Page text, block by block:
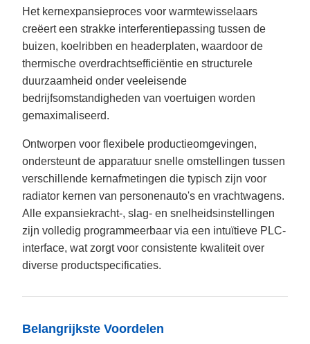
Het kernexpansieproces voor warmtewisselaars
creëert een strakke interferentiepassing tussen de
buizen, koelribben en headerplaten, waardoor de
thermische overdrachtsefficiëntie en structurele
duurzaamheid onder veeleisende
bedrijfsomstandigheden van voertuigen worden
gemaximaliseerd.
Ontworpen voor flexibele productieomgevingen,
ondersteunt de apparatuur snelle omstellingen tussen
verschillende kernafmetingen die typisch zijn voor
radiator kernen van personenauto's en vrachtwagens.
Alle expansiekracht-, slag- en snelheidsinstellingen
zijn volledig programmeerbaar via een intuïtieve PLC-
interface, wat zorgt voor consistente kwaliteit over
diverse productspecificaties.
Belangrijkste Voordelen